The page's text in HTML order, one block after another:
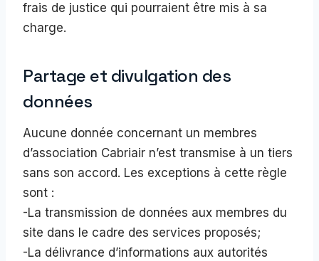
frais de justice qui pourraient être mis à sa
charge.
Partage et divulgation des
données
Aucune donnée concernant un membres
d’association Cabriair n’est transmise à un tiers
sans son accord. Les exceptions à cette règle
sont :
-La transmission de données aux membres du
site dans le cadre des services proposés;
-La délivrance d’informations aux autorités